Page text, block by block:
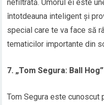
nefiltrată. Umorul ei este
întotdeauna inteligent și
special care te va face să
tematicilor importante din
7. „Tom Segura: Ball
Tom Segura este cunoscut